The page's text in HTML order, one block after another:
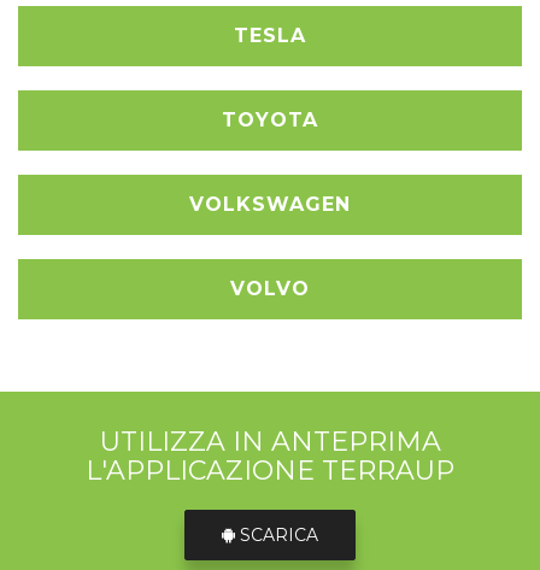
TESLA
TOYOTA
VOLKSWAGEN
VOLVO
UTILIZZA IN ANTEPRIMA
L'APPLICAZIONE TERRAUP
SCARICA